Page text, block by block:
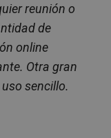
reunión o
de
online
Otra gran
sencillo.